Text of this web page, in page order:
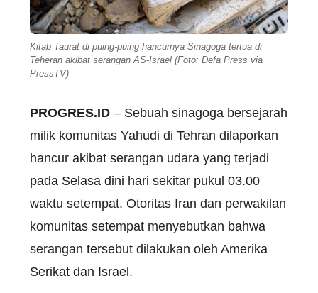
Kitab Taurat di puing-puing hancurnya Sinagoga tertua di
Teheran akibat serangan AS-Israel (Foto: Defa Press via
PressTV)
PROGRES.ID – Sebuah sinagoga bersejarah
milik komunitas Yahudi di Tehran dilaporkan
hancur akibat serangan udara yang terjadi
pada Selasa dini hari sekitar pukul 03.00
waktu setempat. Otoritas Iran dan perwakilan
komunitas setempat menyebutkan bahwa
serangan tersebut dilakukan oleh Amerika
Serikat dan Israel.